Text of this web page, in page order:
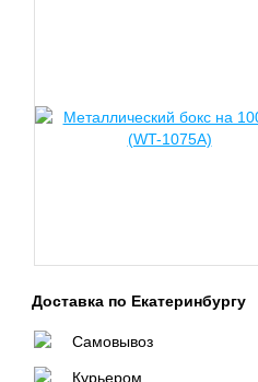
Доставка по Екатеринбургу
Самовывоз
Курьером